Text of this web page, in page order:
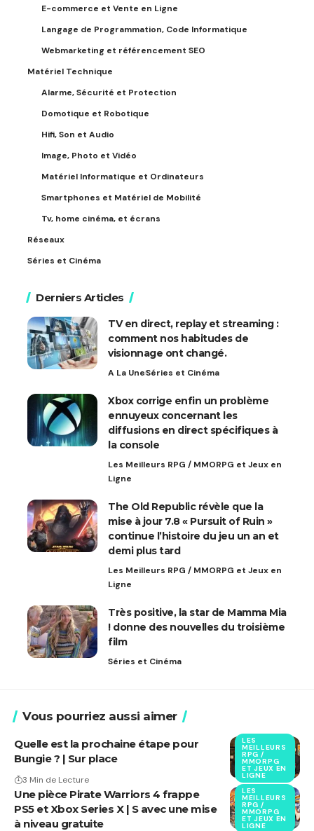
E-commerce et Vente en Ligne
Langage de Programmation, Code Informatique
Webmarketing et référencement SEO
Matériel Technique
Alarme, Sécurité et Protection
Domotique et Robotique
Hifi, Son et Audio
Image, Photo et Vidéo
Matériel Informatique et Ordinateurs
Smartphones et Matériel de Mobilité
Tv, home cinéma, et écrans
Réseaux
Séries et Cinéma
Derniers Articles
TV en direct, replay et streaming :
comment nos habitudes de
visionnage ont changé.
A La UneSéries et Cinéma
Xbox corrige enfin un problème
ennuyeux concernant les
diffusions en direct spécifiques à
la console
Les Meilleurs RPG / MMORPG et Jeux en
Ligne
The Old Republic révèle que la
mise à jour 7.8 « Pursuit of Ruin »
continue l’histoire du jeu un an et
demi plus tard
Les Meilleurs RPG / MMORPG et Jeux en
Ligne
Très positive, la star de Mamma Mia
! donne des nouvelles du troisième
film
Séries et Cinéma
Vous pourriez aussi aimer
LES
MEILLEURS
RPG /
MMORPG
ET JEUX EN
LIGNE
Quelle est la prochaine étape pour
Bungie ? | Sur place
3 Min de Lecture
LES
MEILLEURS
RPG /
MMORPG
ET JEUX EN
LIGNE
Une pièce Pirate Warriors 4 frappe
PS5 et Xbox Series X | S avec une mise
à niveau gratuite